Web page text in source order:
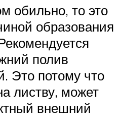
обильно, то это
образования
полив
Это потому что
листву, может
внешний